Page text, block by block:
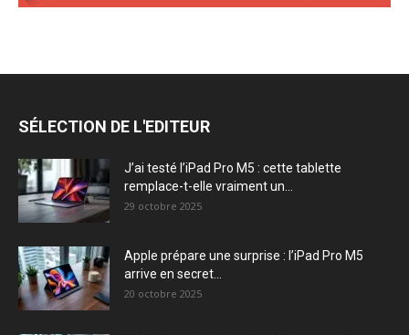
SÉLECTION DE L'EDITEUR
J’ai testé l’iPad Pro M5 : cette tablette
remplace-t-elle vraiment un...
29 octobre 2025
Apple prépare une surprise : l’iPad Pro M5
arrive en secret...
20 octobre 2025